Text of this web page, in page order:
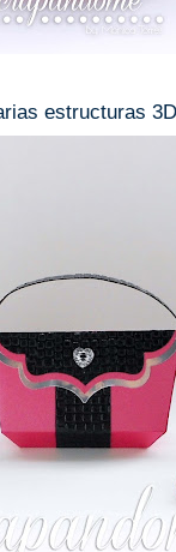
estructuras